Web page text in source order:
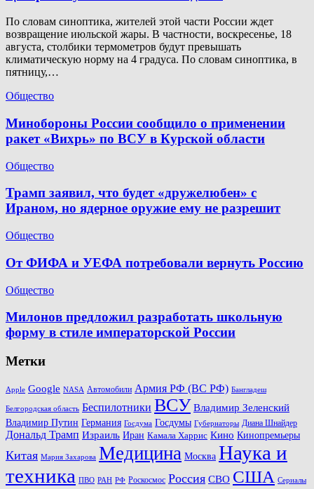
По словам синоптика, жителей этой части России ждет
возвращение июльской жары. В частности, воскресенье, 18
августа, столбики термометров будут превышать
климатическую норму на 4 градуса. По словам синоптика, в
пятницу,…
Общество
Минобороны России сообщило о применении
ракет «Вихрь» по ВСУ в Курской области
Общество
Трамп заявил, что будет «дружелюбен» с
Ираном, но ядерное оружие ему не разрешит
Общество
От ФИФА и УЕФА потребовали вернуть Россию
Общество
Милонов предложил разработать школьную
форму в стиле императорской России
Метки
Apple Google NASA Автомобили Армия РФ (ВС РФ) Бангладеш
Белгородская область Беспилотники ВСУ Владимир Зеленский
Владимир Путин Германия Госдума Госдумы Губернаторы Диана Шнайдер
Дональд Трамп Израиль Иран Камала Харрис Кино Кинопремьеры
Китая Мария Захарова Медицина Москва Наука и
техника ПВО РАН РФ Роскосмос Россия СВО США Сериалы